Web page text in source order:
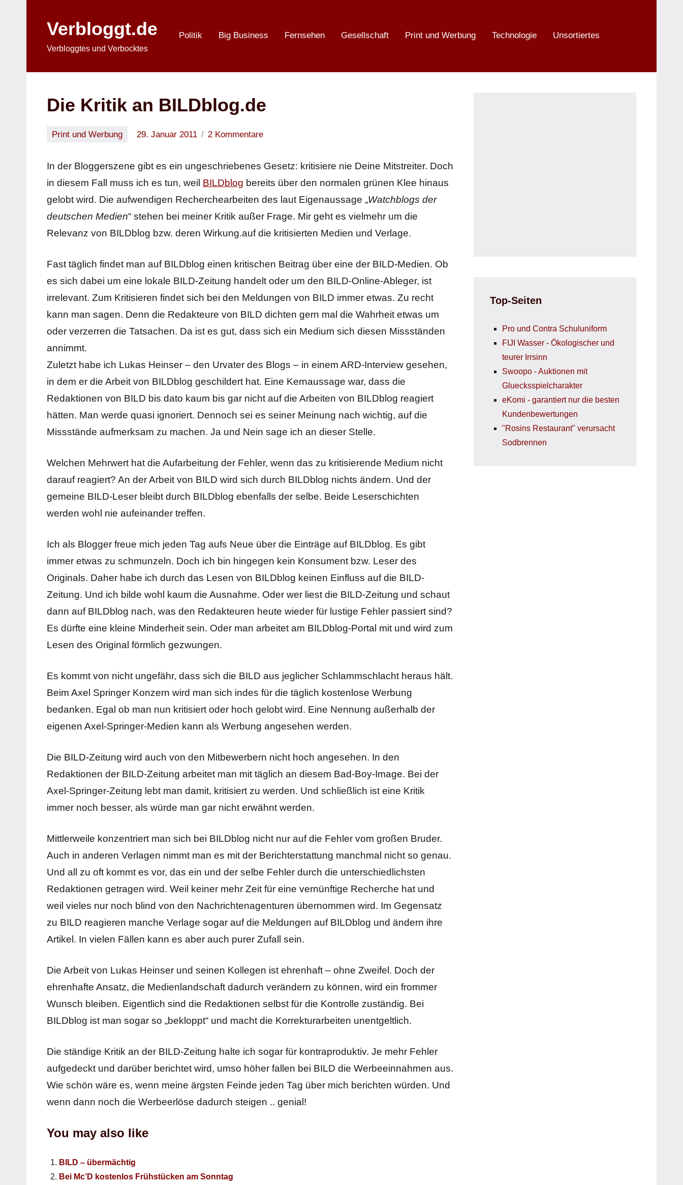
springenVerbloggt.de
Verbloggtes und Verbocktes
Politik Big Business Fernsehen Gesellschaft Print und Werbung Technologie Unsortiertes
Die Kritik an BILDblog.de
Print und Werbung 29. Januar 2011 2 Kommentare
In der Bloggerszene gibt es ein ungeschriebenes Gesetz: kritisiere nie Deine Mitstreiter. Doch
in diesem Fall muss ich es tun, weil BILDblog bereits über den normalen grünen Klee hinaus
gelobt wird. Die aufwendigen Recherchearbeiten des laut Eigenaussage „Watchblogs der
deutschen Medien“ stehen bei meiner Kritik außer Frage. Mir geht es vielmehr um die
Relevanz von BILDblog bzw. deren Wirkung.auf die kritisierten Medien und Verlage.
Fast täglich findet man auf BILDblog einen kritischen Beitrag über eine der BILD-Medien. Ob
es sich dabei um eine lokale BILD-Zeitung handelt oder um den BILD-Online-Ableger, ist
irrelevant. Zum Kritisieren findet sich bei den Meldungen von BILD immer etwas. Zu recht
kann man sagen. Denn die Redakteure von BILD dichten gern mal die Wahrheit etwas um
oder verzerren die Tatsachen. Da ist es gut, dass sich ein Medium sich diesen Missständen
annimmt.
Zuletzt habe ich Lukas Heinser – den Urvater des Blogs – in einem ARD-Interview gesehen,
in dem er die Arbeit von BILDblog geschildert hat. Eine Kernaussage war, dass die
Redaktionen von BILD bis dato kaum bis gar nicht auf die Arbeiten von BILDblog reagiert
hätten. Man werde quasi ignoriert. Dennoch sei es seiner Meinung nach wichtig, auf die
Missstände aufmerksam zu machen. Ja und Nein sage ich an dieser Stelle.
Welchen Mehrwert hat die Aufarbeitung der Fehler, wenn das zu kritisierende Medium nicht
darauf reagiert? An der Arbeit von BILD wird sich durch BILDblog nichts ändern. Und der
gemeine BILD-Leser bleibt durch BILDblog ebenfalls der selbe. Beide Leserschichten
werden wohl nie aufeinander treffen.
Ich als Blogger freue mich jeden Tag aufs Neue über die Einträge auf BILDblog. Es gibt
immer etwas zu schmunzeln. Doch ich bin hingegen kein Konsument bzw. Leser des
Originals. Daher habe ich durch das Lesen von BILDblog keinen Einfluss auf die BILD-
Zeitung. Und ich bilde wohl kaum die Ausnahme. Oder wer liest die BILD-Zeitung und schaut
dann auf BILDblog nach, was den Redakteuren heute wieder für lustige Fehler passiert sind?
Es dürfte eine kleine Minderheit sein. Oder man arbeitet am BILDblog-Portal mit und wird zum
Lesen des Original förmlich gezwungen.
Es kommt von nicht ungefähr, dass sich die BILD aus jeglicher Schlammschlacht heraus hält.
Beim Axel Springer Konzern wird man sich indes für die täglich kostenlose Werbung
bedanken. Egal ob man nun kritisiert oder hoch gelobt wird. Eine Nennung außerhalb der
eigenen Axel-Springer-Medien kann als Werbung angesehen werden.
Die BILD-Zeitung wird auch von den Mitbewerbern nicht hoch angesehen. In den
Redaktionen der BILD-Zeitung arbeitet man mit täglich an diesem Bad-Boy-Image. Bei der
Axel-Springer-Zeitung lebt man damit, kritisiert zu werden. Und schließlich ist eine Kritik
immer noch besser, als würde man gar nicht erwähnt werden.
Mittlerweile konzentriert man sich bei BILDblog nicht nur auf die Fehler vom großen Bruder.
Auch in anderen Verlagen nimmt man es mit der Berichterstattung manchmal nicht so genau.
Und all zu oft kommt es vor, das ein und der selbe Fehler durch die unterschiedlichsten
Redaktionen getragen wird. Weil keiner mehr Zeit für eine vernünftige Recherche hat und
weil vieles nur noch blind von den Nachrichtenagenturen übernommen wird. Im Gegensatz
zu BILD reagieren manche Verlage sogar auf die Meldungen auf BILDblog und ändern ihre
Artikel. In vielen Fällen kann es aber auch purer Zufall sein.
Die Arbeit von Lukas Heinser und seinen Kollegen ist ehrenhaft – ohne Zweifel. Doch der
ehrenhafte Ansatz, die Medienlandschaft dadurch verändern zu können, wird ein frommer
Wunsch bleiben. Eigentlich sind die Redaktionen selbst für die Kontrolle zuständig. Bei
BILDblog ist man sogar so „bekloppt“ und macht die Korrekturarbeiten unentgeltlich.
Die ständige Kritik an der BILD-Zeitung halte ich sogar für kontraproduktiv. Je mehr Fehler
aufgedeckt und darüber berichtet wird, umso höher fallen bei BILD die Werbeeinnahmen aus.
Wie schön wäre es, wenn meine ärgsten Feinde jeden Tag über mich berichten würden. Und
wenn dann noch die Werbeerlöse dadurch steigen .. genial!
You may also like
BILD – übermächtig
Bei Mc’D kostenlos Frühstücken am Sonntag
Top-Seiten
Pro und Contra Schuluniform
FIJI Wasser - Ökologischer und
teurer Irrsinn
Swoopo - Auktionen mit
Gluecksspielcharakter
eKomi - garantiert nur die besten
Kundenbewertungen
"Rosins Restaurant" verursacht
Sodbrennen